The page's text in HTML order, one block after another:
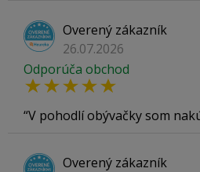
Overený zákazník
26.07.2026
Odporúča obchod
V pohodlí obývačky som
Overený zákazník